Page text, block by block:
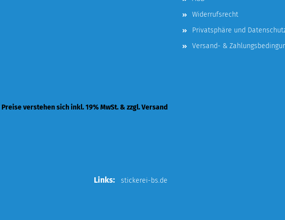
Widerrufsrecht
Privatsphäre und
Versand- &
verstehen sich inkl. 19% MwSt. & zzgl. Versand
Links: stickerei-bs.de